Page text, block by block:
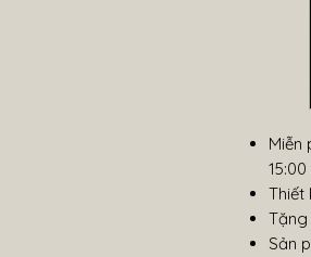
Miễn
Thiết
Sản